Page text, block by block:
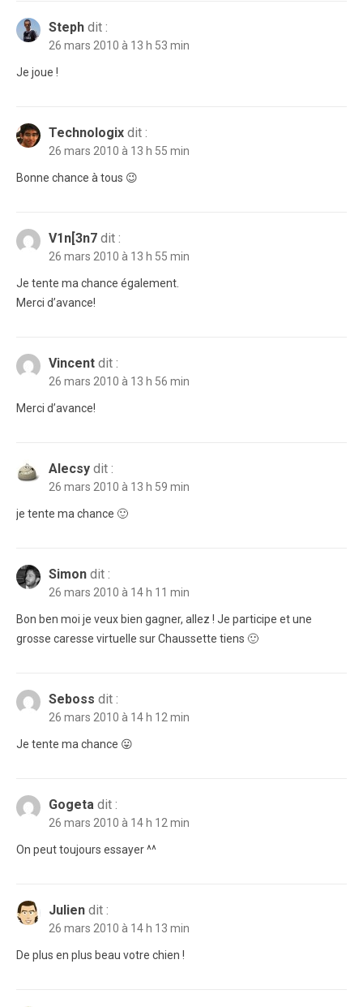
Steph dit :
26 mars 2010 à 13 h 53 min
Je joue !
Technologix dit :
26 mars 2010 à 13 h 55 min
Bonne chance à tous 😉
V1n[3n7 dit :
26 mars 2010 à 13 h 55 min
Je tente ma chance également.
Merci d’avance!
Vincent dit :
26 mars 2010 à 13 h 56 min
Merci d’avance!
Alecsy dit :
26 mars 2010 à 13 h 59 min
je tente ma chance 🙂
Simon dit :
26 mars 2010 à 14 h 11 min
Bon ben moi je veux bien gagner, allez ! Je participe et une
grosse caresse virtuelle sur Chaussette tiens 🙂
Seboss dit :
26 mars 2010 à 14 h 12 min
Je tente ma chance 😛
Gogeta dit :
26 mars 2010 à 14 h 12 min
On peut toujours essayer ^^
Julien dit :
26 mars 2010 à 14 h 13 min
De plus en plus beau votre chien !